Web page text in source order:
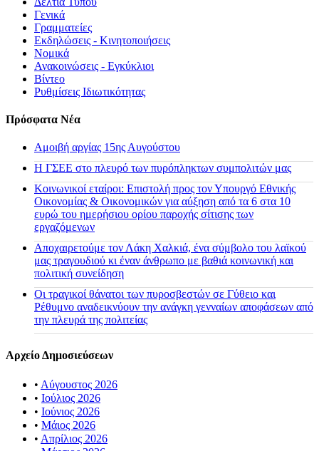
Γενικά
Γραμματείες
Εκδηλώσεις - Κινητοποιήσεις
Νομικά
Ανακοινώσεις - Εγκύκλιοι
Βίντεο
Ρυθμίσεις Ιδιωτικότητας
Πρόσφατα Νέα
Αμοιβή αργίας 15ης Αυγούστου
H ΓΣΕΕ στο πλευρό των πυρόπληκτων συμπολιτών μας
Κοινωνικοί εταίροι: Επιστολή προς τον Υπουργό Εθνικής
Οικονομίας & Οικονομικών για αύξηση από τα 6 στα 10
ευρώ του ημερήσιου ορίου παροχής σίτισης των
εργαζόμενων
Αποχαιρετούμε τον Λάκη Χαλκιά, ένα σύμβολο του λαϊκού
μας τραγουδιού κι έναν άνθρωπο με βαθιά κοινωνική και
πολιτική συνείδηση
Οι τραγικοί θάνατοι των πυροσβεστών σε Γύθειο και
Ρέθυμνο αναδεικνύουν την ανάγκη γενναίων αποφάσεων από
την πλευρά της πολιτείας
Αρχείο Δημοσιεύσεων
• Αύγουστος 2026
• Ιούλιος 2026
• Ιούνιος 2026
• Μάιος 2026
• Απρίλιος 2026